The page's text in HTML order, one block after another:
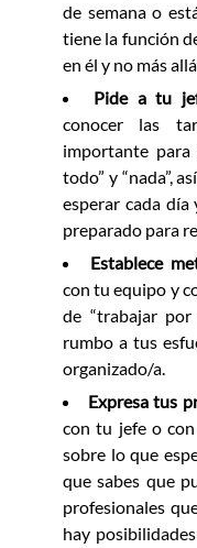
de semana o
tiene la función
en él y no más
Pide a tu
conocer las
importante
todo” y “nada”,
esperar cada
preparado para
Establece
con tu equipo y
de “trabajar por
rumbo a tus
organizado/a.
Expresa tus
con tu jefe o
sobre lo que
que sabes que
profesionales
hay